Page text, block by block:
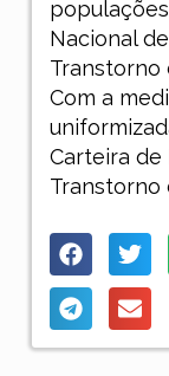
Nacional
Transtorno
Com a
Carteira de
Transtorno